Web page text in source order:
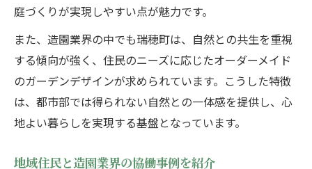
庭づくりが実現しやすい点が魅力です。
また、造園業界の中でも瑞穂町は、自然との共生を重視
する傾向が強く、住民のニーズに応じたオーダーメイド
のガーデンデザインが求められています。こうした特徴
は、都市部では得られない自然との一体感を提供し、心
地よい暮らしを実現する基盤となっています。
地域住民と造園業界の協働事例を紹介